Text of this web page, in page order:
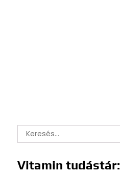
Keresés:
Vitamin tudástár: